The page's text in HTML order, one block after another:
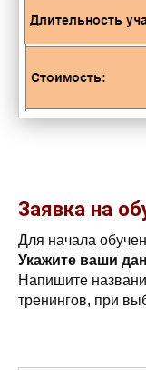
Заявка на
Для начала
Укажите ваши
Напишите
тренингов, при